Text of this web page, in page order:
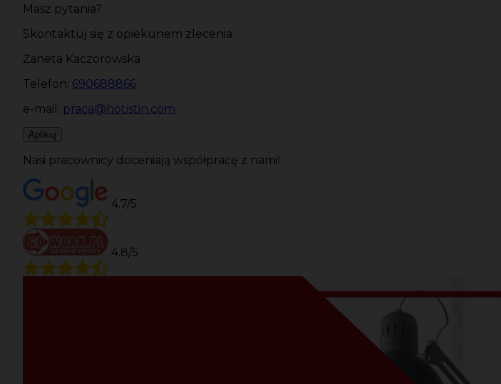
Masz pytania?
Skontaktuj się z opiekunem zlecenia
Żaneta Kaczorowska
Telefon: 690688866
e-mail: praca@hotistin.com
Aplikuj
Nasi pracownicy doceniają współpracę z nami!
4.7/5
4.8/5